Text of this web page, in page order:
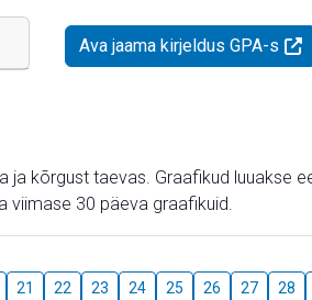
Ava jaama kirjeldus GPA-s
ja kõrgust taevas. Graafikud luuakse
viimase 30 päeva graafikuid.
21 22 23 24 25 26 27 28